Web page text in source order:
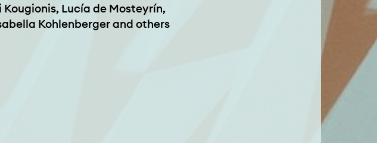
Kougionis, Lucía de Mosteyrín,
Kohlenberger and others